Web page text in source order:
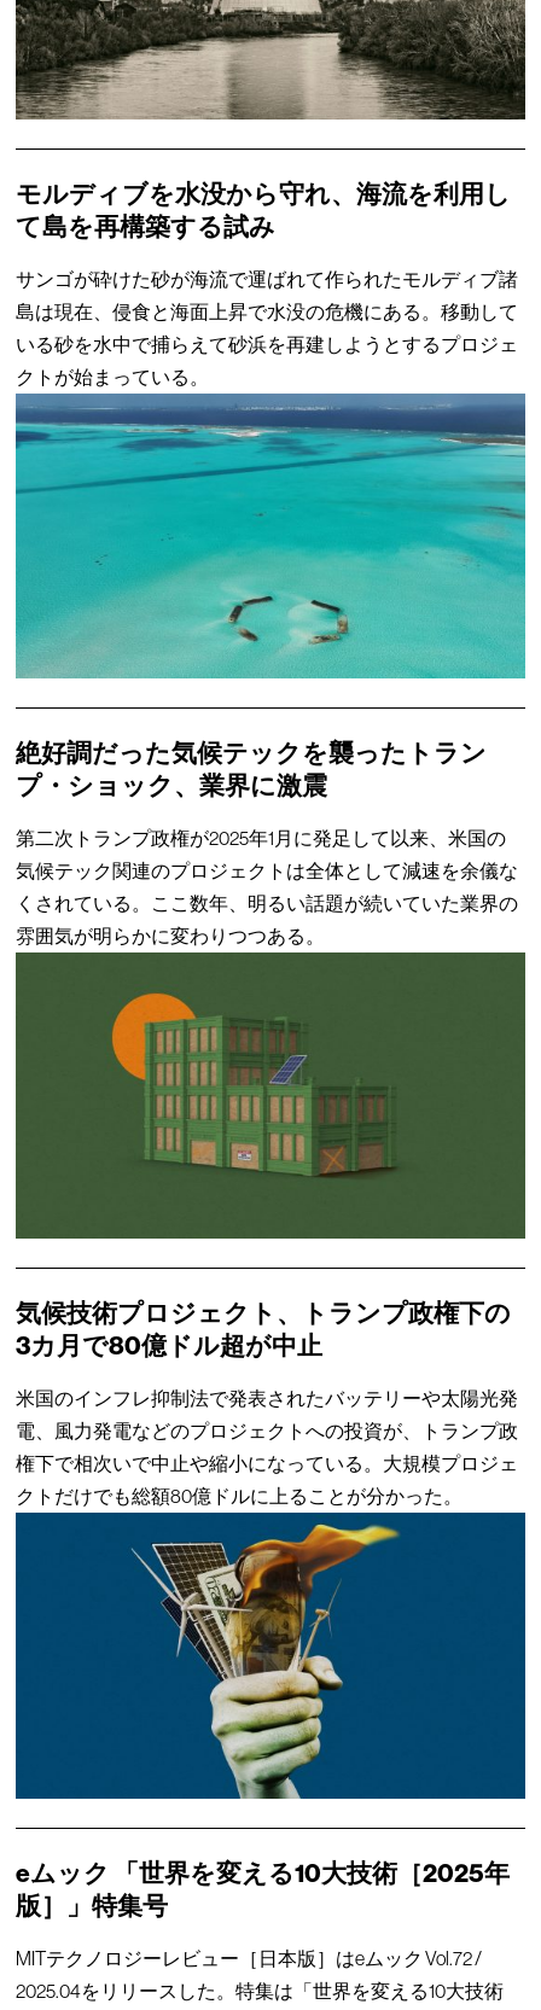
モルディブを水没から守れ、海流を利用し
て島を再構築する試み
サンゴが砕けた砂が海流で運ばれて作られたモルディブ諸
島は現在、侵食と海面上昇で水没の危機にある。移動して
いる砂を水中で捕らえて砂浜を再建しようとするプロジェ
クトが始まっている。
絶好調だった気候テックを襲ったトラン
プ・ショック、業界に激震
第二次トランプ政権が2025年1月に発足して以来、米国の
気候テック関連のプロジェクトは全体として減速を余儀な
くされている。ここ数年、明るい話題が続いていた業界の
雰囲気が明らかに変わりつつある。
気候技術プロジェクト、トランプ政権下の
3カ月で80億ドル超が中止
米国のインフレ抑制法で発表されたバッテリーや太陽光発
電、風力発電などのプロジェクトへの投資が、トランプ政
権下で相次いで中止や縮小になっている。大規模プロジェ
クトだけでも総額80億ドルに上ることが分かった。
eムック 「世界を変える10大技術［2025年
版］」特集号
MITテクノロジーレビュー［日本版］はeムック Vol.72 /
2025.04をリリースした。特集は「世界を変える10大技術